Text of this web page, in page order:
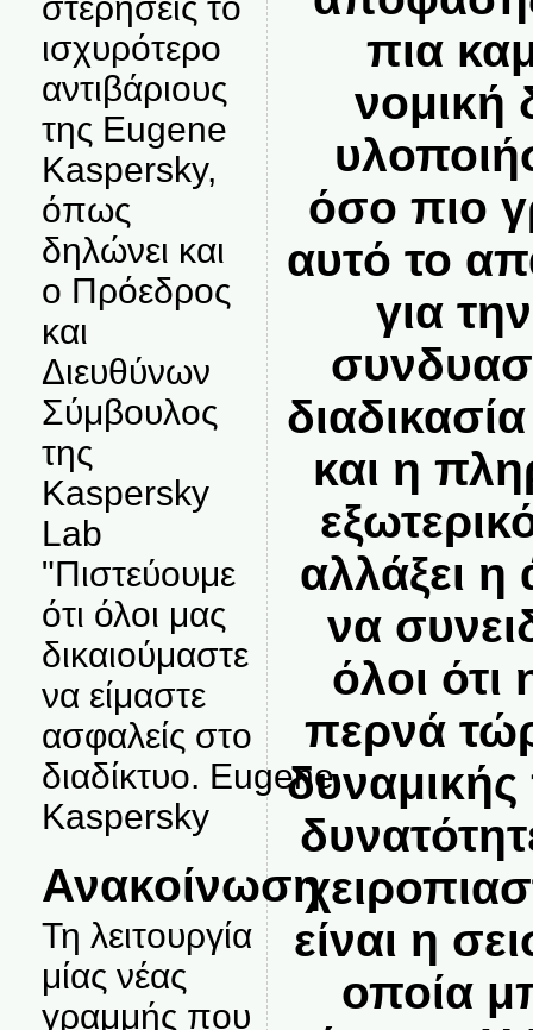
ισχυρότερο
αντιβάριους
της Eugene
Kaspersky,
όπως
δηλώνει και
ο Πρόεδρος
και
Διευθύνων
Σύμβουλος
της
Kaspersky
Lab
"Πιστεύουμε
ότι όλοι μας
δικαιούμαστε
να είμαστε
ασφαλείς στο
διαδίκτυο. Eugene
Kaspersky
Ανακοίνωση
Τη λειτουργία
μίας νέας
γραμμής που
πια
νομική
όσο πιο
αυτό το
για
και η
αλλάξει
να
όλοι
περνά
είναι η
οποία